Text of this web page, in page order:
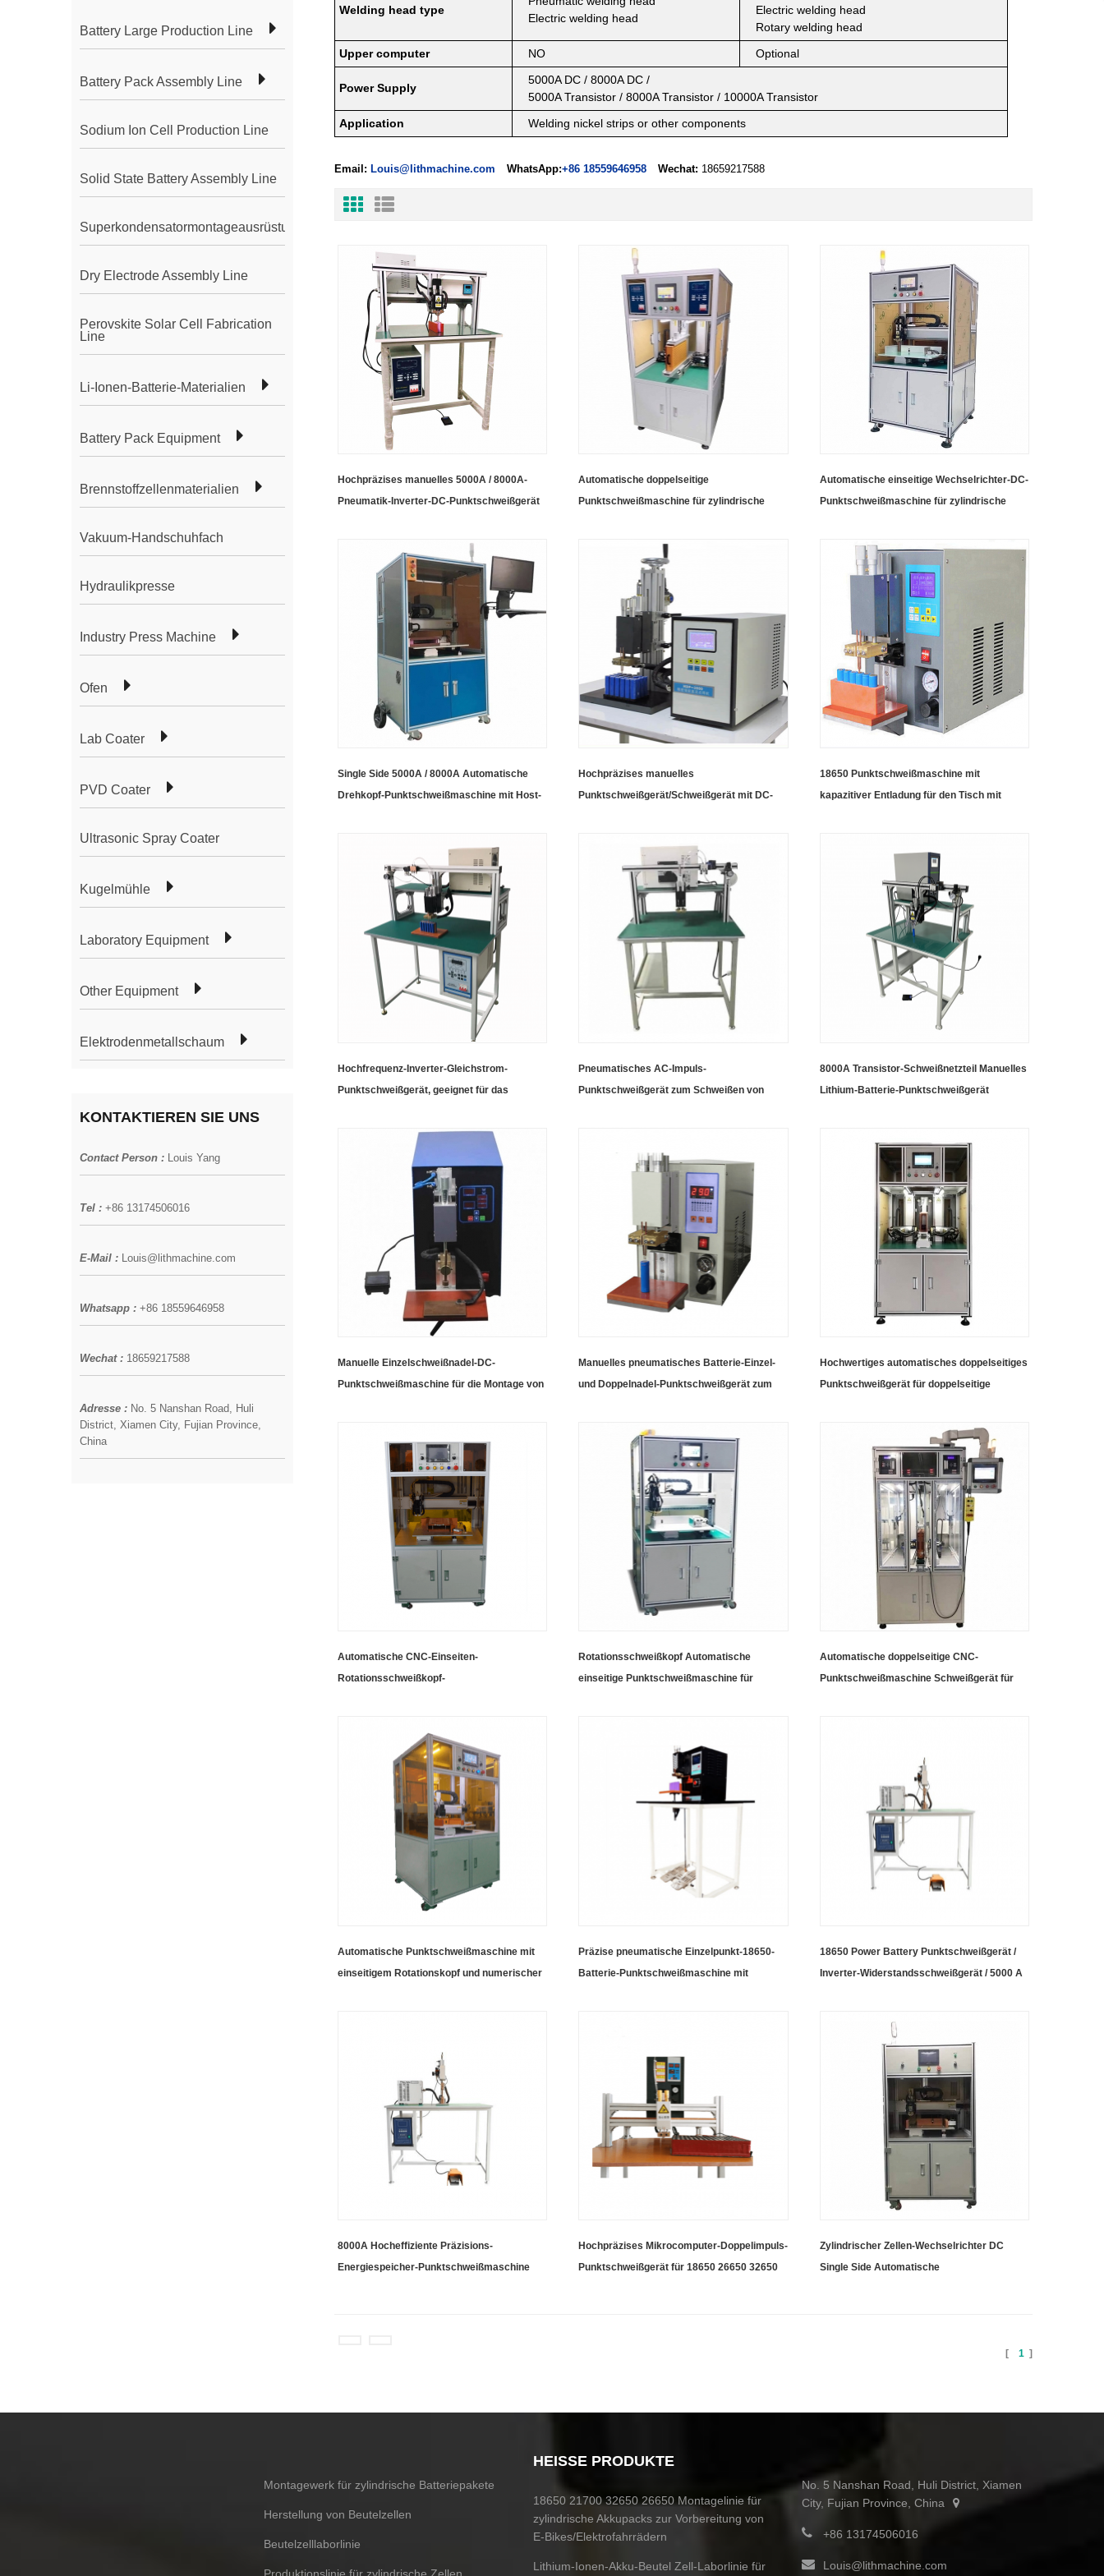
Battery Large Production Line
Battery Pack Assembly Line
Sodium Ion Cell Production Line
Solid State Battery Assembly Line
Superkondensatormontageausrüstung
Dry Electrode Assembly Line
Perovskite Solar Cell Fabrication
Line
Li-Ionen-Batterie-Materialien
Battery Pack Equipment
Brennstoffzellenmaterialien
Vakuum-Handschuhfach
Hydraulikpresse
Industry Press Machine
Ofen
Lab Coater
PVD Coater
Ultrasonic Spray Coater
Kugelmühle
Laboratory Equipment
Other Equipment
Elektrodenmetallschaum
KONTAKTIEREN SIE UNS
Contact Person : Louis Yang
Tel : +86 13174506016
E-Mail : Louis@lithmachine.com
Whatsapp : +86 18559646958
Wechat : 18659217588
Adresse : No. 5 Nanshan Road, Huli
District, Xiamen City, Fujian Province,
China
Welding head type
Electric welding head
Electric welding head
Rotary welding head
Upper computer
NO Optional
Power Supply
5000A DC / 8000A DC /
5000A Transistor / 8000A Transistor / 10000A Transistor
Application
Welding nickel strips or other components
Email: Louis@lithmachine.com WhatsApp:+86 18559646958 Wechat: 18659217588
Hochpräzises manuelles 5000A / 8000A-
Pneumatik-Inverter-DC-Punktschweißgerät
Automatische doppelseitige
Punktschweißmaschine für zylindrische
Automatische einseitige Wechselrichter-DC-
Punktschweißmaschine für zylindrische
Single Side 5000A / 8000A Automatische
Drehkopf-Punktschweißmaschine mit Host-
Hochpräzises manuelles
Punktschweißgerät/Schweißgerät mit DC-
18650 Punktschweißmaschine mit
kapazitiver Entladung für den Tisch mit
Hochfrequenz-Inverter-Gleichstrom-
Punktschweißgerät, geeignet für das
Pneumatisches AC-Impuls-
Punktschweißgerät zum Schweißen von
8000A Transistor-Schweißnetzteil Manuelles
Lithium-Batterie-Punktschweißgerät
Manuelle Einzelschweißnadel-DC-
Punktschweißmaschine für die Montage von
Manuelles pneumatisches Batterie-Einzel-
und Doppelnadel-Punktschweißgerät zum
Hochwertiges automatisches doppelseitiges
Punktschweißgerät für doppelseitige
Automatische CNC-Einseiten-
Rotationsschweißkopf-
Rotationsschweißkopf Automatische
einseitige Punktschweißmaschine für
Automatische doppelseitige CNC-
Punktschweißmaschine Schweißgerät für
Automatische Punktschweißmaschine mit
einseitigem Rotationskopf und numerischer
Präzise pneumatische Einzelpunkt-18650-
Batterie-Punktschweißmaschine mit
18650 Power Battery Punktschweißgerät /
Inverter-Widerstandsschweißgerät / 5000 A
8000A Hocheffiziente Präzisions-
Energiespeicher-Punktschweißmaschine
Hochpräzises Mikrocomputer-Doppelimpuls-
Punktschweißgerät für 18650 26650 32650
Zylindrischer Zellen-Wechselrichter DC
Single Side Automatische
[ 1 ]
Montagewerk für zylindrische Batteriepakete
Herstellung von Beutelzellen
Beutelzelllaborlinie
HEISSE PRODUKTE
18650 21700 32650 26650 Montagelinie für
zylindrische Akkupacks zur Vorbereitung von
E-Bikes/Elektrofahrrädern
Lithium-Ionen-Akku-Beutel Zell-Laborlinie für
No. 5 Nanshan Road, Huli District, Xiamen
City, Fujian Province, China
+86 13174506016
Louis@lithmachine.com